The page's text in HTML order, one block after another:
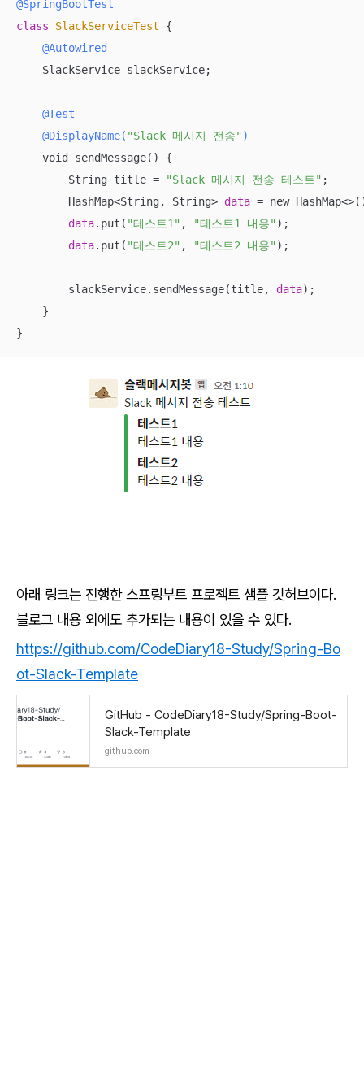
@SpringBootTest
class
SlackServiceTest
{
@Autowired
    SlackService slackService;
@Test
@DisplayName( "Slack 메시지 전송" )
    void sendMessage() {
        String title =
"Slack 메시지 전송 테스트" ;
        HashMap<String, String>
data = new
data.put( "테스트1" , "테스트1 내용" );
data.put( "테스트2" , "테스트2 내용" );
        slackService.sendMessage(title,
data);
    }
}
아래 링크는 진행한 스프링부트 프로젝트 샘플 깃허브이다.
블로그 내용 외에도 추가되는 내용이 있을 수 있다.
https://github.com/CodeDiary18-Study/Spring-Bo
ot-Slack-Template
GitHub - CodeDiary18-Study/Spring-Boot-
Slack-Template
github.com